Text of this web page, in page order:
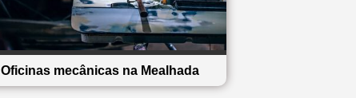
Oficinas mecânicas na Mealhada